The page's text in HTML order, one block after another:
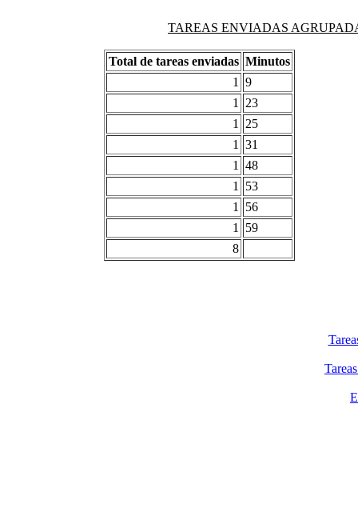
TAREAS ENVIADAS
Total de tareas enviadas Minutos
1
9
1
23
1
25
1
31
1
48
1
53
1
56
1
59
8